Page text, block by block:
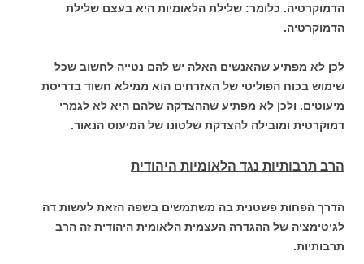
הדמוקרטיה. כלומר: שלילת הלאומיות היא בעצם שלילת
הדמוקרטיה.
לכן לא מפתיע שהאנשים האלה יש להם נטייה לחשוב שכל
שימוש בכוח הפוליטי של האזרחים הוא ממילא חשוד בדריסת
מיעוטים. ולכן לא מפתיע שההצדקה שלהם היא לא לגמרי
דמוקרטית ומובילה להצדקת שלטונו של המיעוט הנאור.
הרב תרבותיות נגד הלאומיות היהודית
הדרך הפחות פשטנית בה משתמשים בשפה הזאת לעשות דה
לגיטימציה של ההגדרה העצמית הלאומית היהודית זה הרב
תרבותיות.